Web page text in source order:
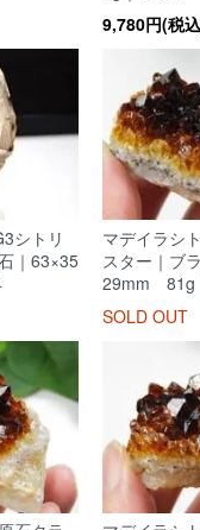
9,780円(税
シトリ
｜63×35
マデイラシ
スター｜ブ
29mm 81g
SOLD OUT